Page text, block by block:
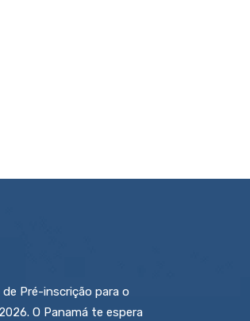
Pré-inscrição para o
O Panamá te espera